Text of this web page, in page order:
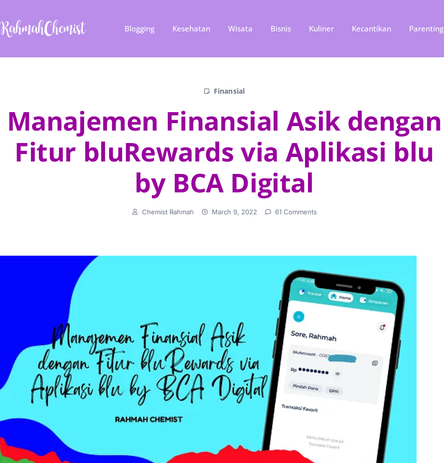
Blogging Kesehatan Wisata Bisnis Kuliner Kecantikan Parenting
Finansial
Manajemen Finansial Asik dengan
Fitur bluRewards via Aplikasi blu
by BCA Digital
Chemist Rahmah March 9, 2022 61 Comments